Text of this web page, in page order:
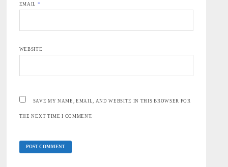
EMAIL *
WEBSITE
SAVE MY NAME, EMAIL, AND WEBSITE IN THIS BROWSER FOR
THE NEXT TIME I COMMENT.